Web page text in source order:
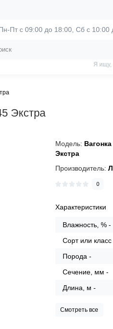
Пт с 09:00 до 18:00, Сб с 10:00
Я ищу,
Экстра
Модель:
Экстра
Производитель:
0
Характеристики
Влажность, % -
Сорт или класс
Порода -
Сечение, мм -
Длина, м -
Смотреть все